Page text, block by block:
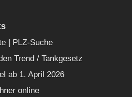
| PLZ-Suche
Trend / Tankgesetz
ab 1. April 2026
online